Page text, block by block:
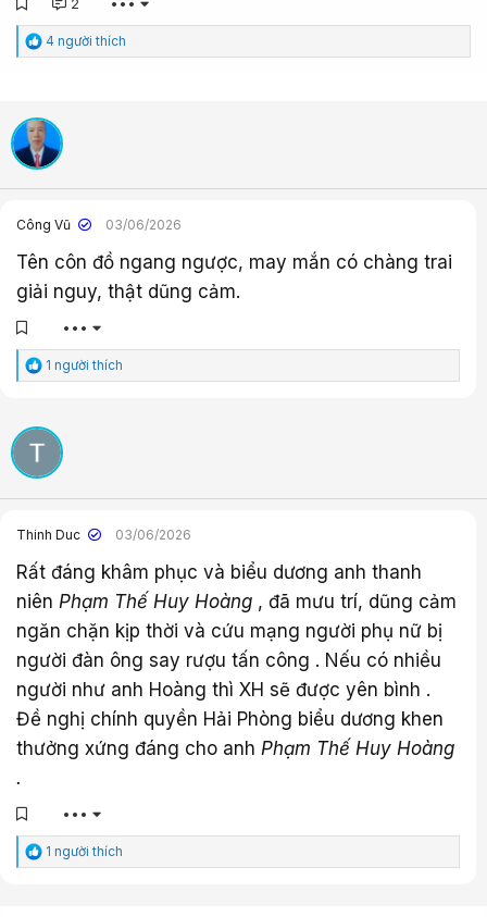
C
ả
c
:
4 người thích
Công Vũ 03/06/2026
Tên côn đồ ngang ngược, may mắn có chàng trai
giải nguy, thật dũng cảm.
•••
C
ả
ú
1 người thích
Thinh Duc 03/06/2026
Rất đáng khâm phục và biểu dương anh thanh
niên Phạm Thế Huy Hoàng , đã mưu trí, dũng cảm
ngăn chặn kịp thời và cứu mạng người phụ nữ bị
người đàn ông say rượu tấn công . Nếu có nhiều
người như anh Hoàng thì XH sẽ được yên bình .
Đề nghị chính quyền Hải Phòng biểu dương khen
thưởng xứng đáng cho anh Phạm Thế Huy Hoàng
.
•••
C
ả
1 người thích